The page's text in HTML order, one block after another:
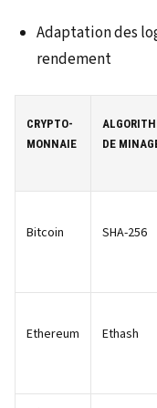
Adaptation des
rendement
CRYPTO-
MONNAIE
DE
Bitcoin SHA-256
Ethereum Ethash